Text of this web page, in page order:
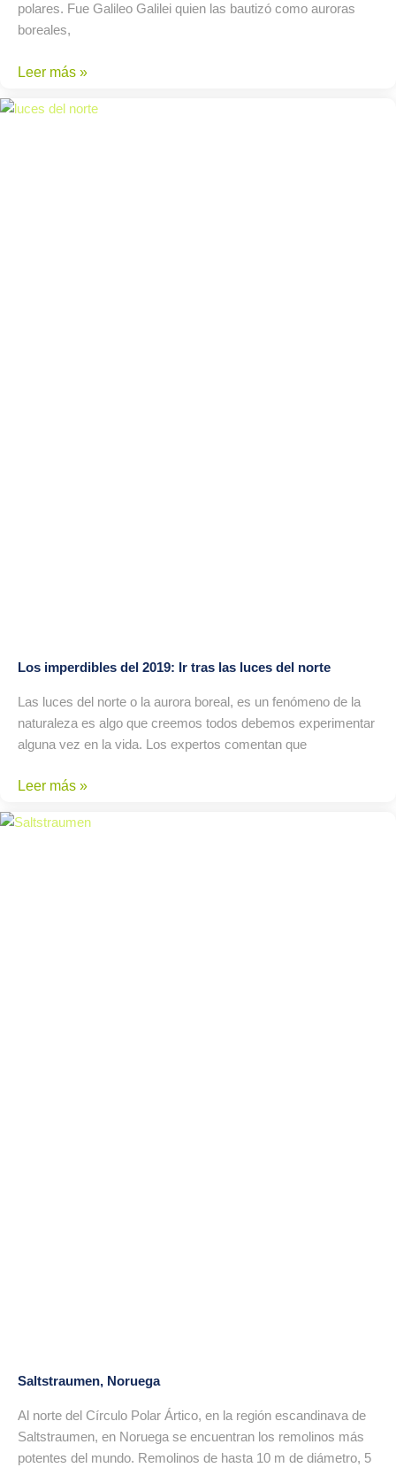
polares. Fue Galileo Galilei quien las bautizó como auroras
boreales,
Leer más »
Los imperdibles del 2019: Ir tras las luces del norte
Las luces del norte o la aurora boreal, es un fenómeno de la
naturaleza es algo que creemos todos debemos experimentar
alguna vez en la vida. Los expertos comentan que
Leer más »
Saltstraumen, Noruega
Al norte del Círculo Polar Ártico, en la región escandinava de
Saltstraumen, en Noruega se encuentran los remolinos más
potentes del mundo. Remolinos de hasta 10 m de diámetro, 5